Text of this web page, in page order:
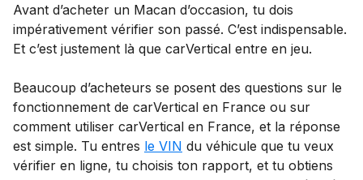
Avant d’acheter un Macan d’occasion, tu dois
impérativement vérifier son passé. C’est indispensable.
Et c’est justement là que carVertical entre en jeu.
Beaucoup d’acheteurs se posent des questions sur le
fonctionnement de carVertical en France ou sur
comment utiliser carVertical en France, et la réponse
est simple. Tu entres le VIN du véhicule que tu veux
vérifier en ligne, tu choisis ton rapport, et tu obtiens